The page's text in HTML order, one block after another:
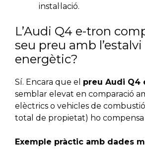
instal·lació.
L’Audi Q4 e-tron
seu preu amb l’estalvi
energètic?
Sí. Encara que el preu Audi Q4
semblar elevat en comparació
elèctrics o vehicles de
total de propietat) ho compensa
Exemple pràctic amb dades